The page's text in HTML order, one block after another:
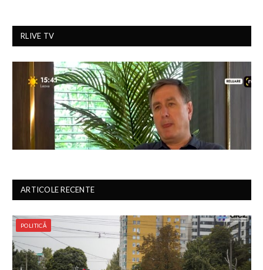
RLIVE TV
ARTICOLE RECENTE
POLITICĂ